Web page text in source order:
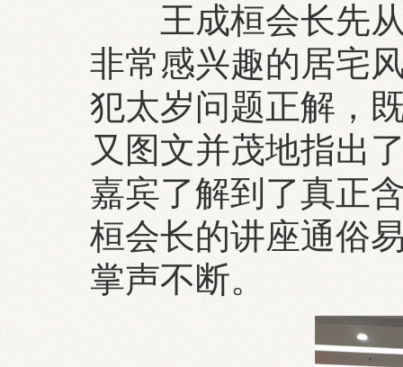
王成桓会长先从
非常感兴趣的居宅
犯太岁问题正解，
又图文并茂地指出
嘉宾了解到了真正
桓会长的讲座通俗
掌声不断。